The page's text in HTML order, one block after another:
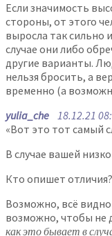
Если значимость
стороны, от этого
выросла так сильно
случае они либо
другие варианты.
нельзя бросить, а
временно (а
yulia_che 18.12.21
«Вот это тот самый
В случае вашей
Кто опишет
Возможно, всё
возможно, чтобы не
как это бывает в